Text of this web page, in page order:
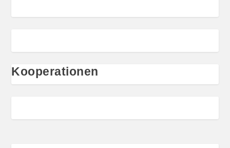
Kooperationen